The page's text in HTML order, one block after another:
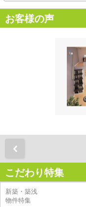
お客様の声
こだわり特集
新築・築浅
物件特集